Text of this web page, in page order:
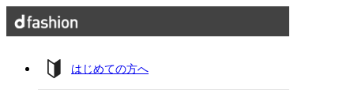
はじめての方へ